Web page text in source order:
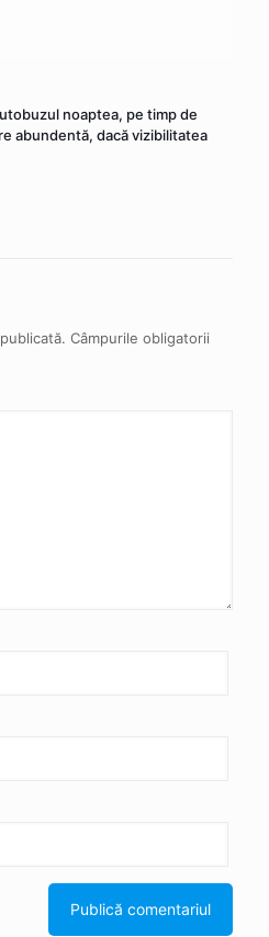
noaptea, pe timp de
abundentă, dacă vizibilitatea
Câmpurile obligatorii